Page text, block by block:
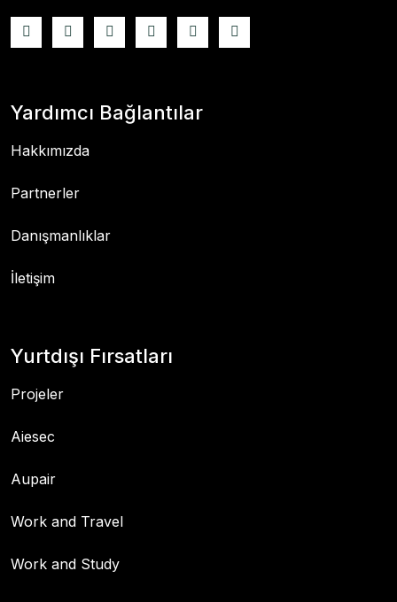
Yardımcı Bağlantılar
Hakkımızda
Partnerler
Danışmanlıklar
İletişim
Yurtdışı Fırsatları
Projeler
Aiesec
Aupair
Work and Travel
Work and Study